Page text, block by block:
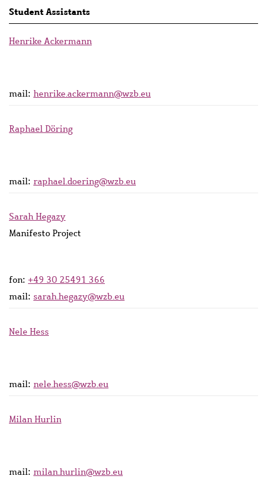
Student Assistants
Henrike Ackermann
mail: henrike.ackermann@wzb.eu
Raphael Döring
mail: raphael.doering@wzb.eu
Sarah Hegazy
Manifesto Project
fon: +49 30 25491 366
mail: sarah.hegazy@wzb.eu
Nele Hess
mail: nele.hess@wzb.eu
Milan Hurlin
mail: milan.hurlin@wzb.eu